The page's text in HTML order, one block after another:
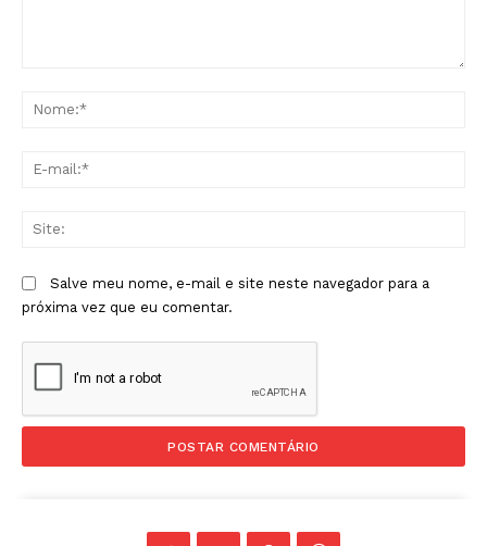
Salve meu nome, e-mail e site neste navegador para a
próxima vez que eu comentar.